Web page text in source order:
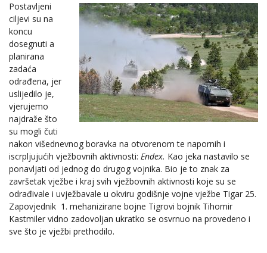
Postavljeni
ciljevi su na
koncu
dosegnuti a
planirana
zadaća
odrađena, jer
uslijedilo je,
vjerujemo
najdraže što
su mogli čuti
nakon višednevnog boravka na otvorenom te napornih i
iscrpljujućih vježbovnih aktivnosti: Endex. Kao jeka nastavilo se
ponavljati od jednog do drugog vojnika. Bio je to znak za
završetak vježbe i kraj svih vježbovnih aktivnosti koje su se
odrađivale i uvježbavale u okviru godišnje vojne vježbe Tigar 25.
Zapovjednik 1. mehanizirane bojne Tigrovi bojnik Tihomir
Kastmiler vidno zadovoljan ukratko se osvrnuo na provedeno i
sve što je vježbi prethodilo.